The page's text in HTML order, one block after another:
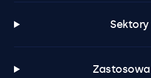
Sektory